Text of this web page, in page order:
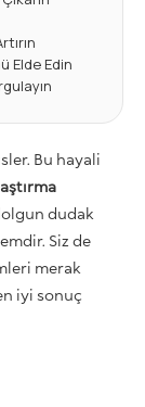
Elde Edin
Bu hayali
dudak
Siz de
merak
iyi sonuç